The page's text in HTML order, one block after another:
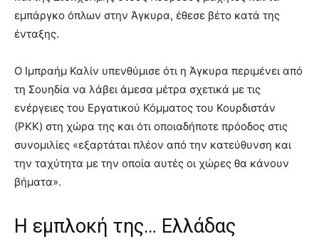
εμπάργκο όπλων στην Άγκυρα, έθεσε βέτο κατά της
ένταξης.
Ο Ιμπραήμ Καλίν υπενθύμισε ότι η Άγκυρα περιμένει από
τη Σουηδία να λάβει άμεσα μέτρα σχετικά με τις
ενέργειες του Εργατικού Κόμματος του Κουρδιστάν
(PKK) στη χώρα της και ότι οποιαδήποτε πρόοδος στις
συνομιλίες «εξαρτάται πλέον από την κατεύθυνση και
την ταχύτητα με την οποία αυτές οι χώρες θα κάνουν
βήματα».
Η εμπλοκή της… Ελλάδας